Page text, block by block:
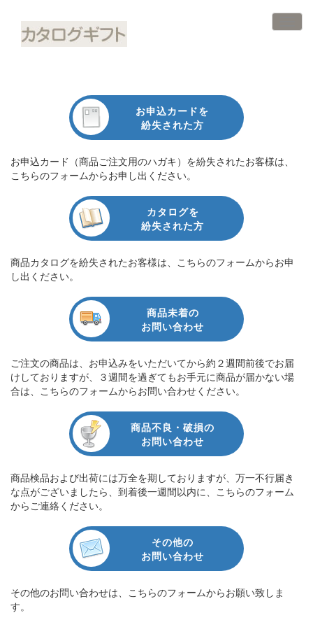
お申込カードを
紛失された方
お申込カード（商品ご注文用のハガキ）を紛失されたお客様は、
こちらのフォームからお申し出ください。
カタログを
紛失された方
商品カタログを紛失されたお客様は、こちらのフォームからお申
し出ください。
商品未着の
お問い合わせ
ご注文の商品は、お申込みをいただいてから約２週間前後でお届
けしておりますが、３週間を過ぎてもお手元に商品が届かない場
合は、こちらのフォームからお問い合わせください。
商品不良・破損の
お問い合わせ
商品検品および出荷には万全を期しておりますが、万一不行届き
な点がございましたら、到着後一週間以内に、こちらのフォーム
からご連絡ください。
その他の
お問い合わせ
その他のお問い合わせは、こちらのフォームからお願い致しま
す。